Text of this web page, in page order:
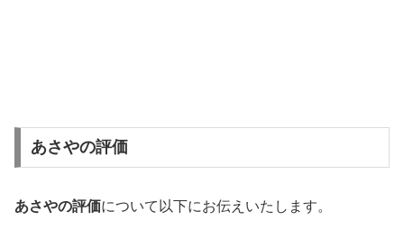
あさやの評価
あさやの評価について以下にお伝えいたします。